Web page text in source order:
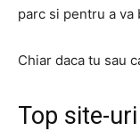
parc si pentru a va
Chiar daca tu sau
Top site-